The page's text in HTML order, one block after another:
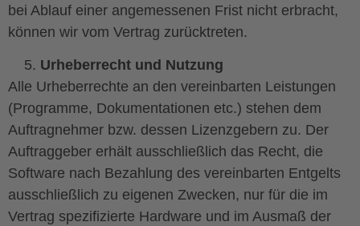
bei Ablauf einer angemessenen Frist nicht erbracht,
können wir vom Vertrag zurücktreten.
Urheberrecht und Nutzung
Alle Urheberrechte an den vereinbarten Leistungen
(Programme, Dokumentationen etc.) stehen dem
Auftragnehmer bzw. dessen Lizenzgebern zu. Der
Auftraggeber erhält ausschließlich das Recht, die
Software nach Bezahlung des vereinbarten Entgelts
ausschließlich zu eigenen Zwecken, nur für die im
Vertrag spezifizierte Hardware und im Ausmaß der